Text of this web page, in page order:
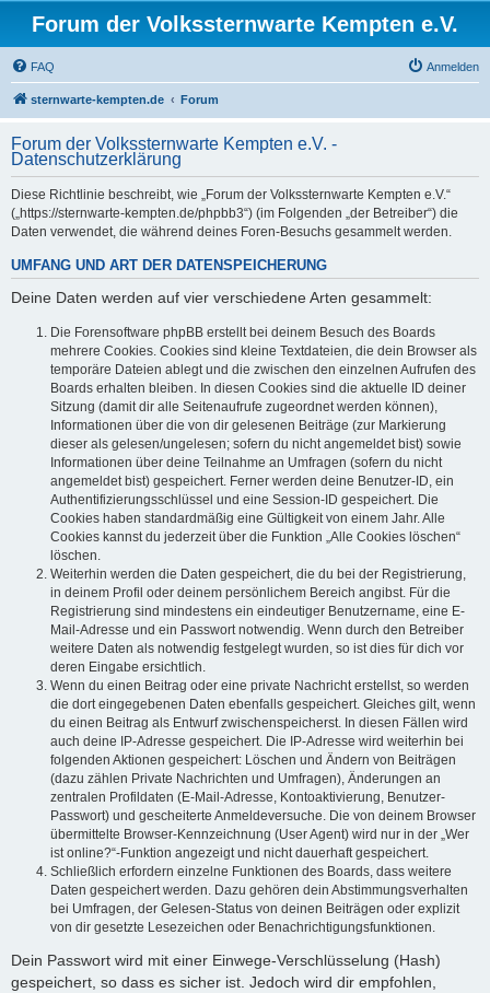
Forum der Volkssternwarte Kempten e.V.
FAQ Anmelden
sternwarte-kempten.de Forum
Forum der Volkssternwarte Kempten e.V. -
Datenschutzerklärung
Diese Richtlinie beschreibt, wie „Forum der Volkssternwarte Kempten e.V.“
(„https://sternwarte-kempten.de/phpbb3“) (im Folgenden „der Betreiber“) die
Daten verwendet, die während deines Foren-Besuchs gesammelt werden.
UMFANG UND ART DER DATENSPEICHERUNG
Deine Daten werden auf vier verschiedene Arten gesammelt:
Die Forensoftware phpBB erstellt bei deinem Besuch des Boards
mehrere Cookies. Cookies sind kleine Textdateien, die dein Browser als
temporäre Dateien ablegt und die zwischen den einzelnen Aufrufen des
Boards erhalten bleiben. In diesen Cookies sind die aktuelle ID deiner
Sitzung (damit dir alle Seitenaufrufe zugeordnet werden können),
Informationen über die von dir gelesenen Beiträge (zur Markierung
dieser als gelesen/ungelesen; sofern du nicht angemeldet bist) sowie
Informationen über deine Teilnahme an Umfragen (sofern du nicht
angemeldet bist) gespeichert. Ferner werden deine Benutzer-ID, ein
Authentifizierungsschlüssel und eine Session-ID gespeichert. Die
Cookies haben standardmäßig eine Gültigkeit von einem Jahr. Alle
Cookies kannst du jederzeit über die Funktion „Alle Cookies löschen“
löschen.
Weiterhin werden die Daten gespeichert, die du bei der Registrierung,
in deinem Profil oder deinem persönlichem Bereich angibst. Für die
Registrierung sind mindestens ein eindeutiger Benutzername, eine E-
Mail-Adresse und ein Passwort notwendig. Wenn durch den Betreiber
weitere Daten als notwendig festgelegt wurden, so ist dies für dich vor
deren Eingabe ersichtlich.
Wenn du einen Beitrag oder eine private Nachricht erstellst, so werden
die dort eingegebenen Daten ebenfalls gespeichert. Gleiches gilt, wenn
du einen Beitrag als Entwurf zwischenspeicherst. In diesen Fällen wird
auch deine IP-Adresse gespeichert. Die IP-Adresse wird weiterhin bei
folgenden Aktionen gespeichert: Löschen und Ändern von Beiträgen
(dazu zählen Private Nachrichten und Umfragen), Änderungen an
zentralen Profildaten (E-Mail-Adresse, Kontoaktivierung, Benutzer-
Passwort) und gescheiterte Anmeldeversuche. Die von deinem Browser
übermittelte Browser-Kennzeichnung (User Agent) wird nur in der „Wer
ist online?“-Funktion angezeigt und nicht dauerhaft gespeichert.
Schließlich erfordern einzelne Funktionen des Boards, dass weitere
Daten gespeichert werden. Dazu gehören dein Abstimmungsverhalten
bei Umfragen, der Gelesen-Status von deinen Beiträgen oder explizit
von dir gesetzte Lesezeichen oder Benachrichtigungsfunktionen.
Dein Passwort wird mit einer Einwege-Verschlüsselung (Hash)
gespeichert, so dass es sicher ist. Jedoch wird dir empfohlen,